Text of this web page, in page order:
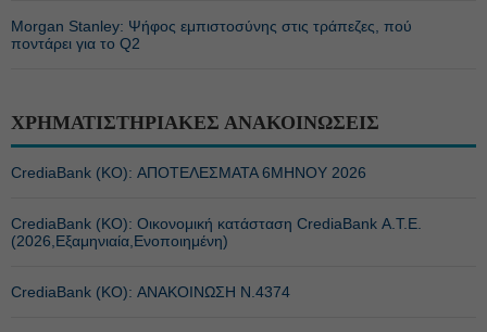
Morgan Stanley: Ψήφος εμπιστοσύνης στις τράπεζες, πού
ποντάρει για το Q2
ΧΡΗΜΑΤΙΣΤΗΡΙΑΚΕΣ ΑΝΑΚΟΙΝΩΣΕΙΣ
CrediaBank (ΚΟ): ΑΠΟΤΕΛΕΣΜΑΤΑ 6ΜΗΝΟΥ 2026
CrediaBank (ΚΟ): Οικονομική κατάσταση CrediaBank Α.Τ.Ε.
(2026,Εξαμηνιαία,Ενοποιημένη)
CrediaBank (ΚΟ): ΑΝΑΚΟΙΝΩΣΗ Ν.4374